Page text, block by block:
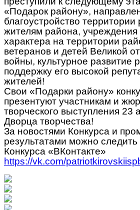
«Подарок району»,
благоустройство
жителям района, учреждения
характера на территории
ветеранов и детей Великой
войны, культурное развитие
поддержку его высокой
жителей!
Свои «Подарки району»
презентуют участникам и
творческого выступления 23
Дворца творчества!
За новостями Конкурса и
результатами можно следить
Конкурса «ВКонтакте»
https://vk.com/